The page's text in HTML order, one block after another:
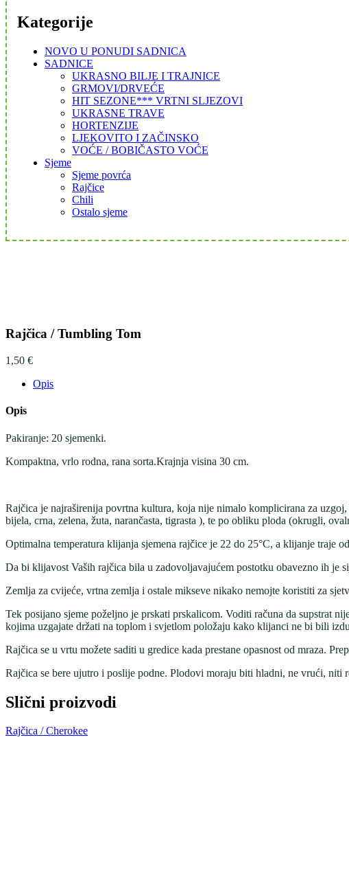
Kategorije
NOVO U PONUDI SADNICA
SADNICE
UKRASNO BILJE I TRAJNICE
GRMOVI/DRVEĆE
HIT SEZONE*** VRTNI SLJEZOVI
UKRASNE TRAVE
HORTENZIJE
LJEKOVITO I ZAČINSKO
VOĆE / BOBIČASTO VOĆE
Sjeme
Sjeme povrća
Rajčice
Chili
Ostalo sjeme
Rajčica / Tumbling Tom
1,50 €
Opis
Opis
Pakiranje: 20 sjemenki.
Kompaktna, vrlo rodna, rana sorta.Krajnja visina 30 cm.
Rajčica je najraširenija povrtna kultura, koja nije nimalo komplicirana za
bijela, crna, zelena, žuta, narančasta, tigrasta ), te po obliku ploda (okrugli,
Optimalna temperatura klijanja sjemena rajčice je 22 do 25°C, a klijanje traje
Da bi klijavost Vaših rajčica bila u zadovoljavajućem postotku obavezno ih je
Zemlja za cvijeće, vrtna zemlja i ostale mikseve nikako nemojte koristiti za
Tek posijano sjeme poželjno je prskati prskalicom. Voditi računa da supstrat
kojima uzgajate držati na toplom i svjetlom položaju kako klijanci ne bi bili
Rajčica se u vrtu možete saditi u gredice kada prestane opasnost od mraza.
Rajčica se bere ujutro i poslije podne. Plodovi moraju biti hladni, ne vrući, niti
Slični proizvodi
Rajčica / Cherokee